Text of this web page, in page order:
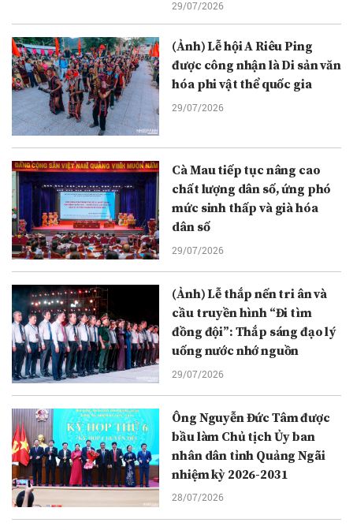
29/07/2026
(Ảnh) Lễ hội A Riêu Ping
được công nhận là Di sản văn
hóa phi vật thể quốc gia
29/07/2026
Cà Mau tiếp tục nâng cao
chất lượng dân số, ứng phó
mức sinh thấp và già hóa
dân số
29/07/2026
(Ảnh) Lễ thắp nến tri ân và
cầu truyền hình “Đi tìm
đồng đội”: Thắp sáng đạo lý
uống nước nhớ nguồn
29/07/2026
Ông Nguyễn Đức Tâm được
bầu làm Chủ tịch Ủy ban
nhân dân tỉnh Quảng Ngãi
nhiệm kỳ 2026-2031
28/07/2026